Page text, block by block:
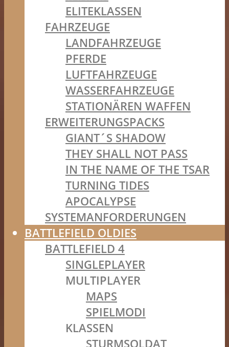
ELITEKLASSEN
FAHRZEUGE
LANDFAHRZEUGE
PFERDE
LUFTFAHRZEUGE
WASSERFAHRZEUGE
STATIONÄREN WAFFEN
ERWEITERUNGSPACKS
GIANT´S SHADOW
THEY SHALL NOT PASS
IN THE NAME OF THE TSAR
TURNING TIDES
APOCALYPSE
SYSTEMANFORDERUNGEN
BATTLEFIELD OLDIES
BATTLEFIELD 4
SINGLEPLAYER
MULTIPLAYER
MAPS
SPIELMODI
KLASSEN